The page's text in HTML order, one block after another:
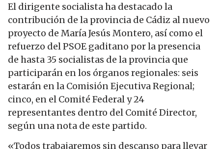
El dirigente socialista ha destacado la
contribución de la provincia de Cádiz al nuevo
proyecto de María Jesús Montero, así como el
refuerzo del PSOE gaditano por la presencia
de hasta 35 socialistas de la provincia que
participarán en los órganos regionales: seis
estarán en la Comisión Ejecutiva Regional;
cinco, en el Comité Federal y 24
representantes dentro del Comité Director,
según una nota de este partido.
«Todos trabajaremos sin descanso para llevar